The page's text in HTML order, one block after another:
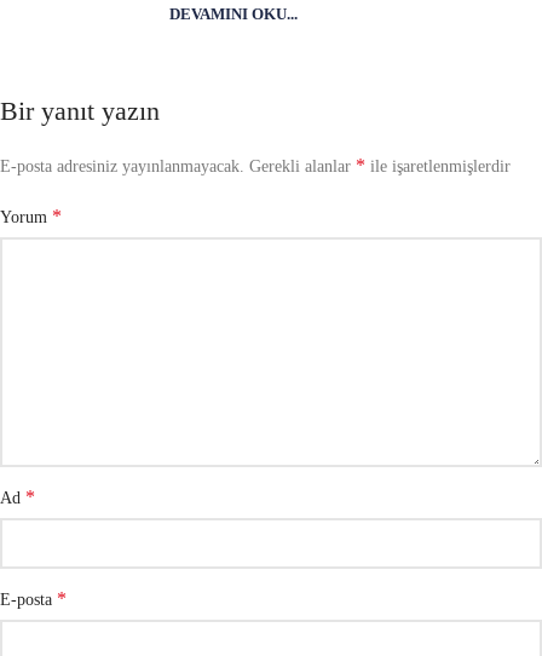
DEVAMINI OKU...
Bir yanıt yazın
E-posta adresiniz yayınlanmayacak. Gerekli alanlar * ile işaretlenmişlerdir
Yorum *
Ad *
E-posta *